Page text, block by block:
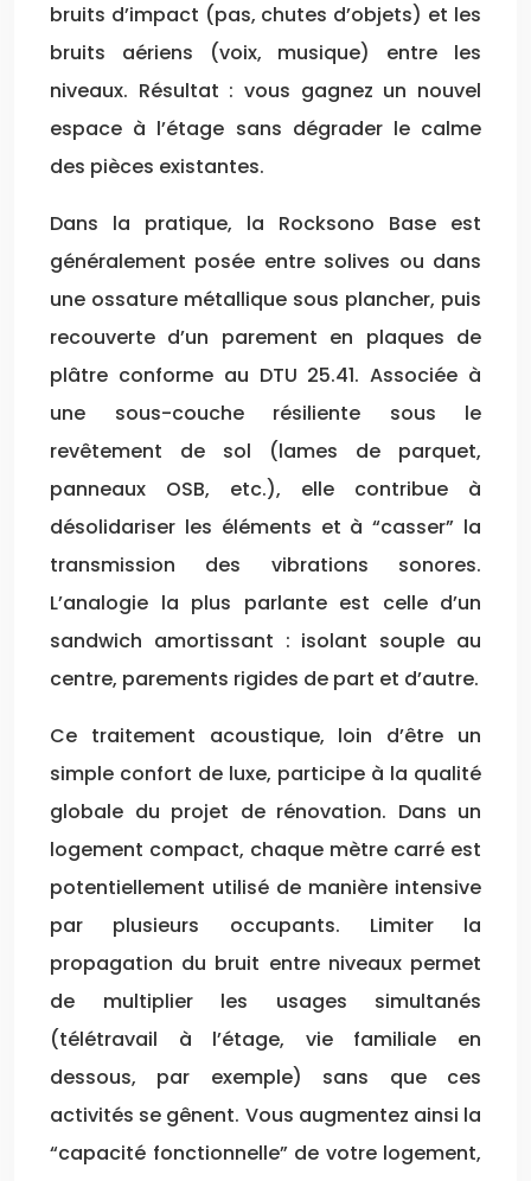
bruits d’impact (pas, chutes d’objets) et les
bruits aériens (voix, musique) entre les
niveaux. Résultat : vous gagnez un nouvel
espace à l’étage sans dégrader le calme
des pièces existantes.
Dans la pratique, la Rocksono Base est
généralement posée entre solives ou dans
une ossature métallique sous plancher, puis
recouverte d’un parement en plaques de
plâtre conforme au DTU 25.41. Associée à
une sous-couche résiliente sous le
revêtement de sol (lames de parquet,
panneaux OSB, etc.), elle contribue à
désolidariser les éléments et à “casser” la
transmission des vibrations sonores.
L’analogie la plus parlante est celle d’un
sandwich amortissant : isolant souple au
centre, parements rigides de part et d’autre.
Ce traitement acoustique, loin d’être un
simple confort de luxe, participe à la qualité
globale du projet de rénovation. Dans un
logement compact, chaque mètre carré est
potentiellement utilisé de manière intensive
par plusieurs occupants. Limiter la
propagation du bruit entre niveaux permet
de multiplier les usages simultanés
(télétravail à l’étage, vie familiale en
dessous, par exemple) sans que ces
activités se gênent. Vous augmentez ainsi la
“capacité fonctionnelle” de votre logement,